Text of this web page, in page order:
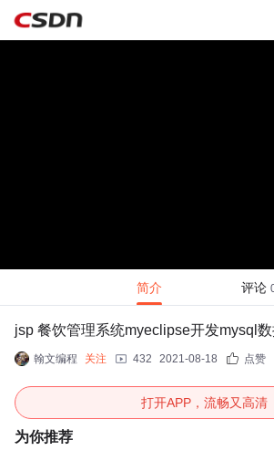
简介 评论
jsp 餐饮管理系统myeclipse开发mysql
翰文编程 关注 432 2021-08-18 点赞
打开APP，流畅又高清
为你推荐